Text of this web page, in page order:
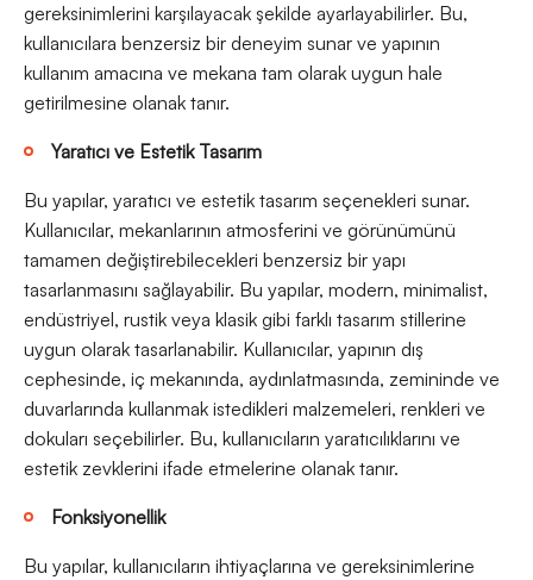
gereksinimlerini karşılayacak şekilde ayarlayabilirler. Bu,
kullanıcılara benzersiz bir deneyim sunar ve yapının
kullanım amacına ve mekana tam olarak uygun hale
getirilmesine olanak tanır.
Yaratıcı ve Estetik Tasarım
Bu yapılar, yaratıcı ve estetik tasarım seçenekleri sunar.
Kullanıcılar, mekanlarının atmosferini ve görünümünü
tamamen değiştirebilecekleri benzersiz bir yapı
tasarlanmasını sağlayabilir. Bu yapılar, modern, minimalist,
endüstriyel, rustik veya klasik gibi farklı tasarım stillerine
uygun olarak tasarlanabilir. Kullanıcılar, yapının dış
cephesinde, iç mekanında, aydınlatmasında, zemininde ve
duvarlarında kullanmak istedikleri malzemeleri, renkleri ve
dokuları seçebilirler. Bu, kullanıcıların yaratıcılıklarını ve
estetik zevklerini ifade etmelerine olanak tanır.
Fonksiyonellik
Bu yapılar, kullanıcıların ihtiyaçlarına ve gereksinimlerine